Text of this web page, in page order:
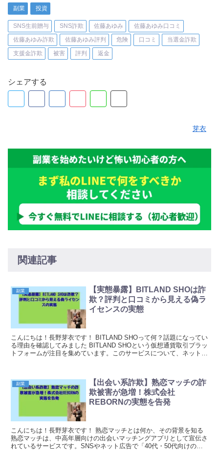
副業 投資
SNS生前贈与 SNS詐欺 佐藤あゆみ
佐藤あゆみ口コミ
佐藤あゆみ詐欺
佐藤あゆみ評判 危険 口コミ
当選金詐欺
支援金詐欺
被害 評判 返金
シェアする
芽衣
関連記事
副業
【実態暴露】BITLAND SHOは詐
欺？評判と口コミから見える偽ラ
イセンスの実態
こんにちは！長野芽衣です！ BITLAND SHOって何？話題になってい
る理由を確認してみました BITLAND SHOという仮想通貨取引プラッ
トフォームが注目を集めています。このサービスについて、ネット上
副業
【出会い系詐欺】熟恋マッチの詐
欺被害が急増！株式会社
REBORNの実態を告発
こんにちは！長野芽衣です！ 熟恋マッチとは何か、その背景を知る
熟恋マッチは、中高年層向けの出会いマッチングアプリとして宣伝さ
れているサービスです。SNSやネット広告で「40代・50代向けの出